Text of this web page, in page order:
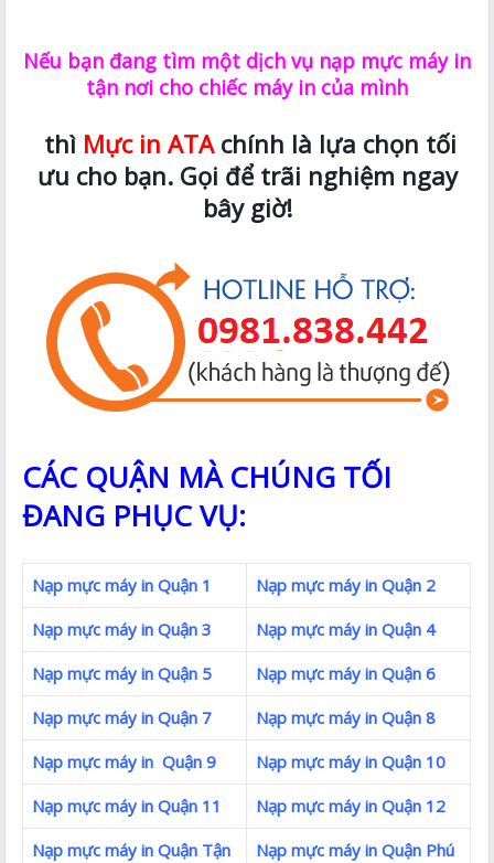
Nếu bạn đang tìm một dịch vụ nạp mực máy in
tận nơi cho chiếc máy in của mình
thì Mực in ATAchính là lựa chọn tối
ưu cho bạn. Gọi để trãi nghiệm ngay
bây giờ!
CÁC QUẬN MÀ CHÚNG TỐI
ĐANG PHỤC VỤ:
Nạp mực máy in Quận 1
Nạp mực máy in Quận 2
Nạp mực máy in Quận 3
Nạp mực máy in Quận 4
Nạp mực máy in Quận 5
Nạp mực máy in Quận 6
Nạp mực máy in Quận 7
Nạp mực máy in Quận 8
Nạp mực máy in Quận 9
Nạp mực máy in Quận 10
Nạp mực máy in Quận 11
Nạp mực máy in Quận 12
Nạp mực máy in Quận Tận
Nạp mực máy in Quận Phú